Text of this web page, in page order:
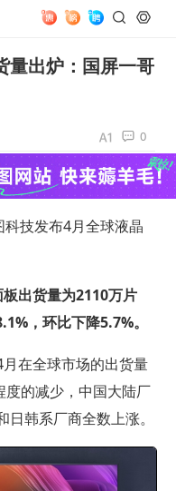
量出炉：国屏一哥
0
技发布4月全球液晶
出货量为2110万片
，环比下降5.7%。
在全球市场的出货量
的减少，中国大陆厂
韩系厂商全数上涨。